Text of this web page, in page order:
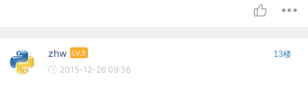
zhw LV.5 13楼
2015-12-26 09:36